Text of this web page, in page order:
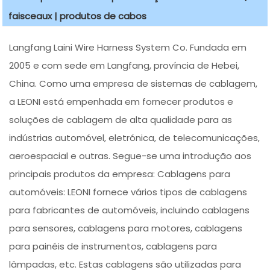
faisceaux | produtos de cabos
Langfang Laini Wire Harness System Co. Fundada em
2005 e com sede em Langfang, província de Hebei,
China. Como uma empresa de sistemas de cablagem,
a LEONI está empenhada em fornecer produtos e
soluções de cablagem de alta qualidade para as
indústrias automóvel, eletrónica, de telecomunicações,
aeroespacial e outras. Segue-se uma introdução aos
principais produtos da empresa: Cablagens para
automóveis: LEONI fornece vários tipos de cablagens
para fabricantes de automóveis, incluindo cablagens
para sensores, cablagens para motores, cablagens
para painéis de instrumentos, cablagens para
lâmpadas, etc. Estas cablagens são utilizadas para